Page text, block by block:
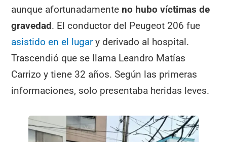
aunque afortunadamente no hubo víctimas de
gravedad. El conductor del Peugeot 206 fue
asistido en el lugary derivado al hospital.
Trascendió que se llama Leandro Matías
Carrizo y tiene 32 años. Según las primeras
informaciones, solo presentaba heridas leves.